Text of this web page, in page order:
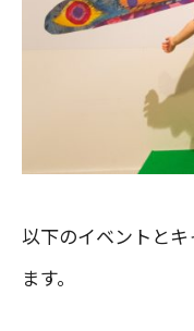
以下のイベントと
ます。